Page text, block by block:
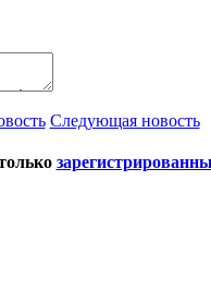
Следующая новость